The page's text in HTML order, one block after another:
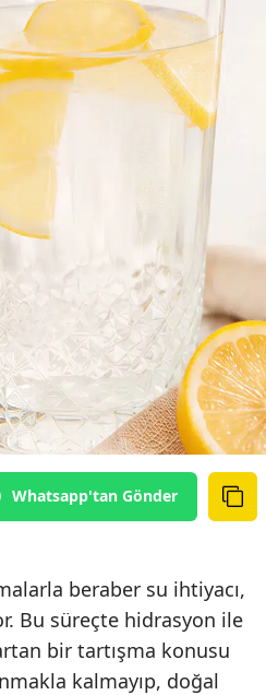
Whatsapp'tan Gönder
beraber su ihtiyacı,
Bu süreçte hidrasyon ile
bir tartışma konusu
kalmayıp, doğal